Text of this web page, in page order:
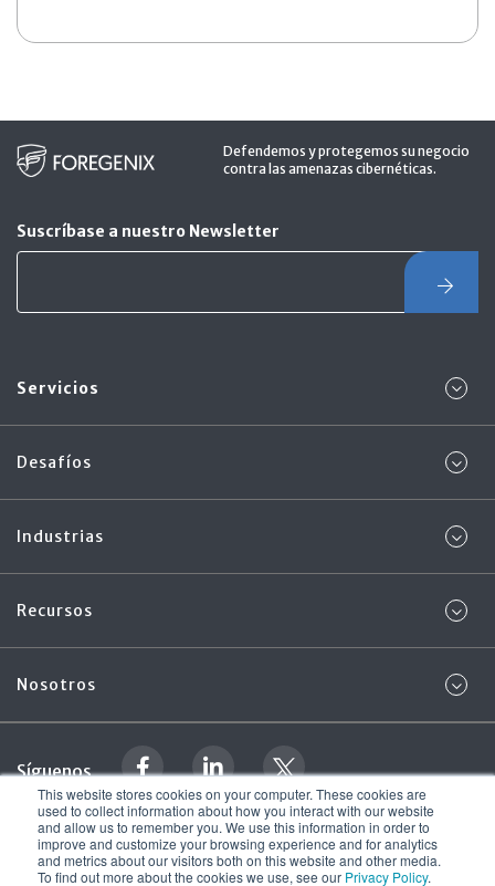
This website stores cookies on your computer. These cookies are
used to collect information about how you interact with our website
and allow us to remember you. We use this information in order to
improve and customize your browsing experience and for analytics
and metrics about our visitors both on this website and other media.
To find out more about the cookies we use, see our Privacy Policy.
Defendemos y protegemos su negocio
contra las amenazas cibernéticas.
Suscríbase a nuestro Newsletter
Servicios
Desafíos
Industrias
Recursos
Nosotros
Síguenos
Política de privacidad
Términos y Condiciones
Foregenix Ltd. 2026
© Todos los derechos reservados